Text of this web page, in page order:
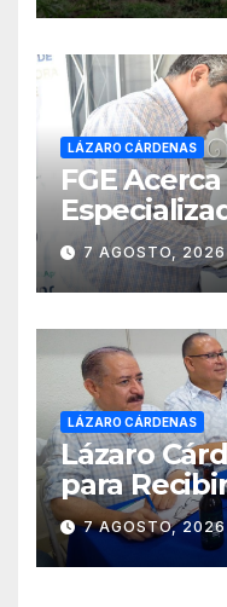
LÁZARO CÁRDENAS
FGE
7 AGOSTO,
LÁZARO CÁRDENAS
Lázaro
para
Costa de
7 AGOSTO, 2026